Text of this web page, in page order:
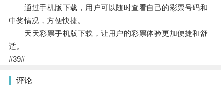
通过手机版下载，用户可以随时查看自己的彩票号码和
中奖情况，方便快捷。
天天彩票手机版下载，让用户的彩票体验更加便捷和舒
适。
#39#
评论